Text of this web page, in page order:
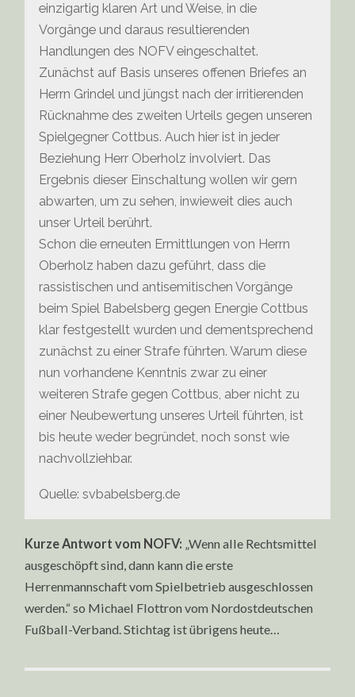
einzigartig klaren Art und Weise, in die
Vorgänge und daraus resultierenden
Handlungen des NOFV eingeschaltet.
Zunächst auf Basis unseres offenen Briefes an
Herrn Grindel und jüngst nach der irritierenden
Rücknahme des zweiten Urteils gegen unseren
Spielgegner Cottbus. Auch hier ist in jeder
Beziehung Herr Oberholz involviert. Das
Ergebnis dieser Einschaltung wollen wir gern
abwarten, um zu sehen, inwieweit dies auch
unser Urteil berührt.
Schon die erneuten Ermittlungen von Herrn
Oberholz haben dazu geführt, dass die
rassistischen und antisemitischen Vorgänge
beim Spiel Babelsberg gegen Energie Cottbus
klar festgestellt wurden und dementsprechend
zunächst zu einer Strafe führten. Warum diese
nun vorhandene Kenntnis zwar zu einer
weiteren Strafe gegen Cottbus, aber nicht zu
einer Neubewertung unseres Urteil führten, ist
bis heute weder begründet, noch sonst wie
nachvollziehbar.
Quelle: svbabelsberg.de
Kurze Antwort vom NOFV: „Wenn alle Rechtsmittel
ausgeschöpft sind, dann kann die erste
Herrenmannschaft vom Spielbetrieb ausgeschlossen
werden.“ so Michael Flottron vom Nordostdeutschen
Fußball-Verband. Stichtag ist übrigens heute…